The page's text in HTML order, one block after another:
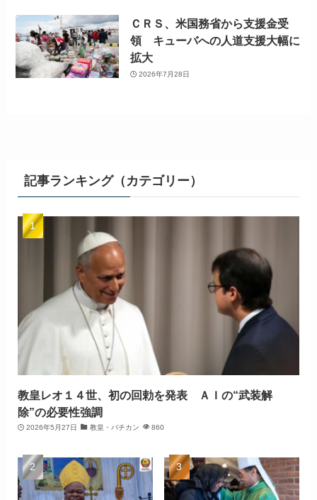
ＣＲＳ、米国務省から支援金受
領 キューバへの人道支援大幅に
拡大
2026年7月28日
記事ランキング（カテゴリー）
教皇レオ１４世、初の回勅を発表 ＡＩの“武装解
除”の必要性強調
2026年5月27日 教皇・バチカン 860